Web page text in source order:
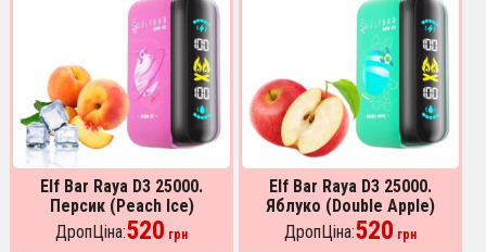
Elf Bar Raya D3 25000.
Персик (Peach Ice)
ДропЦіна:520 грн
Elf Bar Raya D3 25000.
Яблуко (Double Apple)
ДропЦіна:520 грн